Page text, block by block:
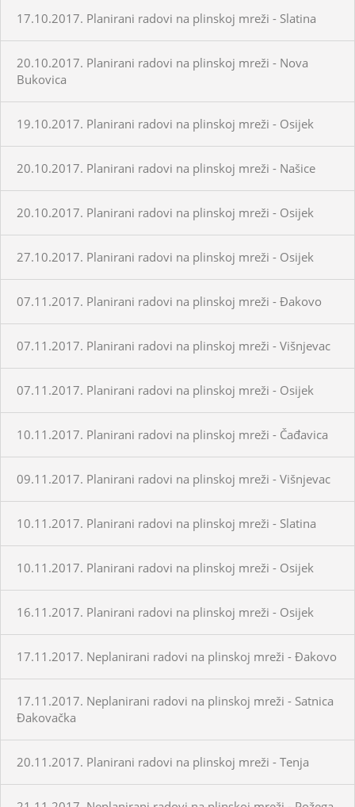
17.10.2017. Planirani radovi na plinskoj mreži - Slatina
20.10.2017. Planirani radovi na plinskoj mreži - Nova
Bukovica
19.10.2017. Planirani radovi na plinskoj mreži - Osijek
20.10.2017. Planirani radovi na plinskoj mreži - Našice
20.10.2017. Planirani radovi na plinskoj mreži - Osijek
27.10.2017. Planirani radovi na plinskoj mreži - Osijek
07.11.2017. Planirani radovi na plinskoj mreži - Đakovo
07.11.2017. Planirani radovi na plinskoj mreži - Višnjevac
07.11.2017. Planirani radovi na plinskoj mreži - Osijek
10.11.2017. Planirani radovi na plinskoj mreži - Čađavica
09.11.2017. Planirani radovi na plinskoj mreži - Višnjevac
10.11.2017. Planirani radovi na plinskoj mreži - Slatina
10.11.2017. Planirani radovi na plinskoj mreži - Osijek
16.11.2017. Planirani radovi na plinskoj mreži - Osijek
17.11.2017. Neplanirani radovi na plinskoj mreži - Đakovo
17.11.2017. Neplanirani radovi na plinskoj mreži - Satnica
Đakovačka
20.11.2017. Planirani radovi na plinskoj mreži - Tenja